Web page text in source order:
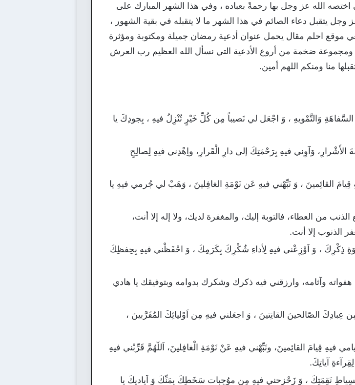
الله عز وجل بها رحمةً بعباده ، وفي هذا الشهر المبارك على
وجل يتقبل دعاء الصائم في هذا الشهر ما لا يتقبله في بقية الشهور ،
موقع احلم مقال يحمل عنوان أدعية رمضان جميلة ومكتوبة ومؤثرة
ضخمة من أروع الأدعية التي نسأل الله العظيم رب العرش
منا ومنكم اللهم أمين.
السَّفاهَةِ وَالتَّمْويهِ ، وَ اجْعَل لي نَصيباً مِن كُلِّ خَيْرٍ تُنْزِلُ فيهِ ، بِجودِكَ يا
الأَشْرارِ، وَآوِني فيهِ بِرَحْمَتِكَ إلى دارِ الْقَرارِ، واِهْدِني فيهِ لِصالِحِ
القائِمينَ ، وَ نَبِّهْني فيهِ عَن نَوْمَةِ الغافِلينَ ، وَهَبْ لي جُرمي فيهِ يا
من العطاء، فالتوبة إليك، والمغفرة لديك، ولا إله إلا أنت،
الذنوب إلا أنت.
ذِكْرِكَ ، وَ اَوْزِعْني فيهِ لِأداءِ شُكْرِكَ بِكَرَمِكَ ، وَ احْفَظْني فيهِ بِحِفظِكَ
وآثامه، وارزقني فيه ذكرك وشكرك بدوامه وبتوفيقك يا هادي
الصّالحينَ القانِتينَ ، وَ اجعَلني فيهِ مِن اَوْليائِكَ المُقَرَّبينَ ،
قِيامَ القائِمينَ، ونَبِّهْني فيهِ عَنْ نَوْمَةِ الْغافِلينَ، اَللّهُمَّ قَرِّبْني فيهِ
آياتِكَ.
نَقِمَتِكَ ، وَ زَحْزِحني فيهِ مِن موُجِبات سَخَطِكَ بِمَنِّكَ وَ اَياديكَ يا